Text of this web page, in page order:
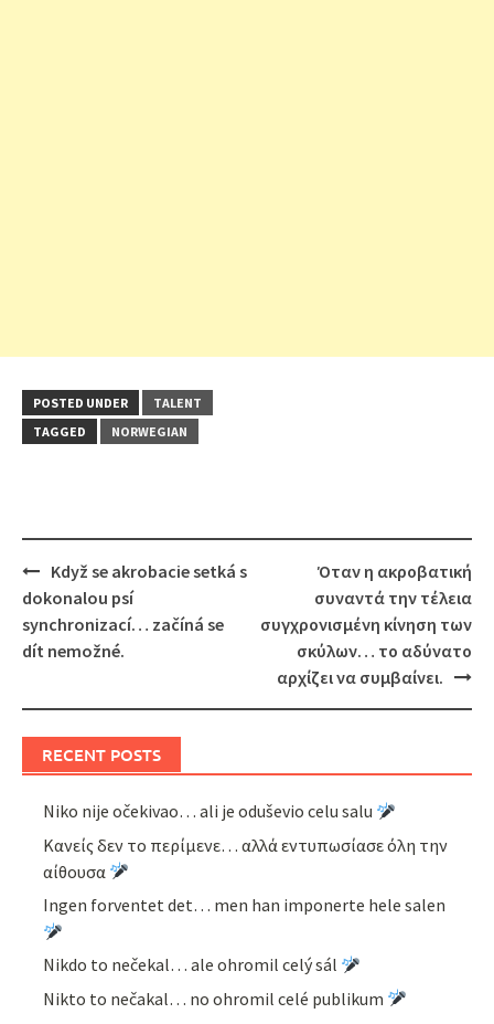
POSTED UNDER
TALENT
TAGGED
NORWEGIAN
Post
navigation
Když se akrobacie setká s
dokonalou psí
synchronizací… začíná se
dít nemožné.
Όταν η ακροβατική
συναντά την τέλεια
συγχρονισμένη κίνηση των
σκύλων… το αδύνατο
αρχίζει να συμβαίνει.
RECENT POSTS
Niko nije očekivao… ali je oduševio celu salu
Κανείς δεν το περίμενε… αλλά εντυπωσίασε όλη την
αίθουσα
Ingen forventet det… men han imponerte hele salen
Nikdo to nečekal… ale ohromil celý sál
Nikto to nečakal… no ohromil celé publikum